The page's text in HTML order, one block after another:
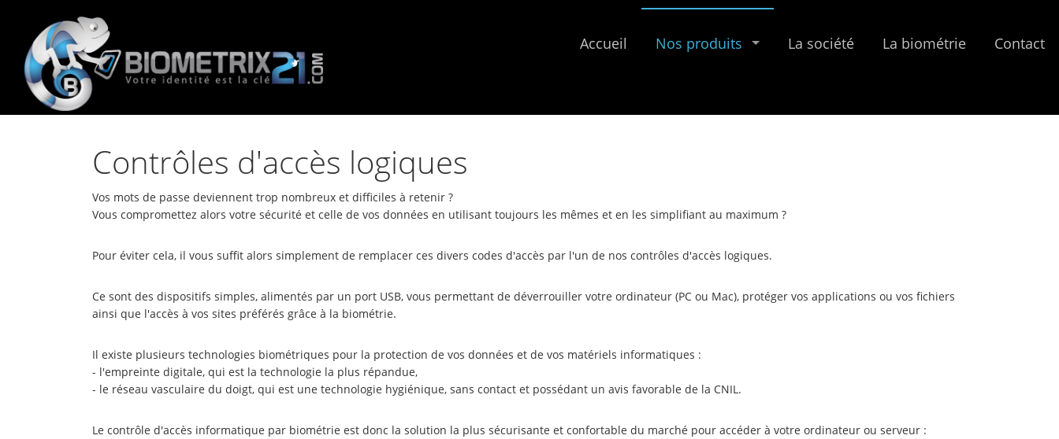
Accueil Nos produits La société La biométrie Contact
Contrôles d'accès logiques
Vos mots de passe deviennent trop nombreux et difficiles à retenir ?
Vous compromettez alors votre sécurité et celle de vos données en utilisant toujours les mêmes et en les simplifiant au maximum ?
Pour éviter cela, il vous suffit alors simplement de remplacer ces divers codes d'accès par l'un de nos contrôles d'accès logiques.
Ce sont des dispositifs simples, alimentés par un port USB, vous permettant de déverrouiller votre ordinateur (PC ou Mac), protéger vos applications ou vos fichiers
ainsi que l'accès à vos sites préférés grâce à la biométrie.
Il existe plusieurs technologies biométriques pour la protection de vos données et de vos matériels informatiques :
- l'empreinte digitale, qui est la technologie la plus répandue,
- le réseau vasculaire du doigt, qui est une technologie hygiénique, sans contact et possédant un avis favorable de la CNIL.
Le contrôle d'accès informatique par biométrie est donc la solution la plus sécurisante et confortable du marché pour accéder à votre ordinateur ou serveur :